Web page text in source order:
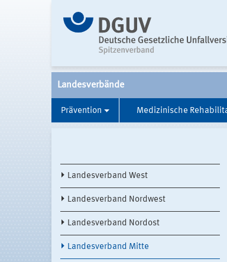
Landesverbände
Prävention Medizinische
Landesverband West
Landesverband Nordwest
Landesverband Nordost
Landesverband Mitte